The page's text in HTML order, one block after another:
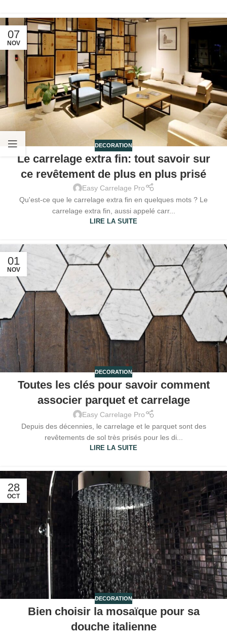
07
NOV
DECORATION
Le carrelage extra fin: tout savoir sur
ce revêtement de plus en plus prisé
Easy Carrelage Pro
Qu'est-ce que le carrelage extra fin en quelques mots ? Le
carrelage extra fin, aussi appelé carr...
LIRE LA SUITE
01
NOV
DECORATION
Toutes les clés pour savoir comment
associer parquet et carrelage
Easy Carrelage Pro
Depuis des décennies, le carrelage et le parquet sont des
revêtements de sol très prisés pour les di...
LIRE LA SUITE
28
OCT
DECORATION
Bien choisir la mosaïque pour sa
douche italienne